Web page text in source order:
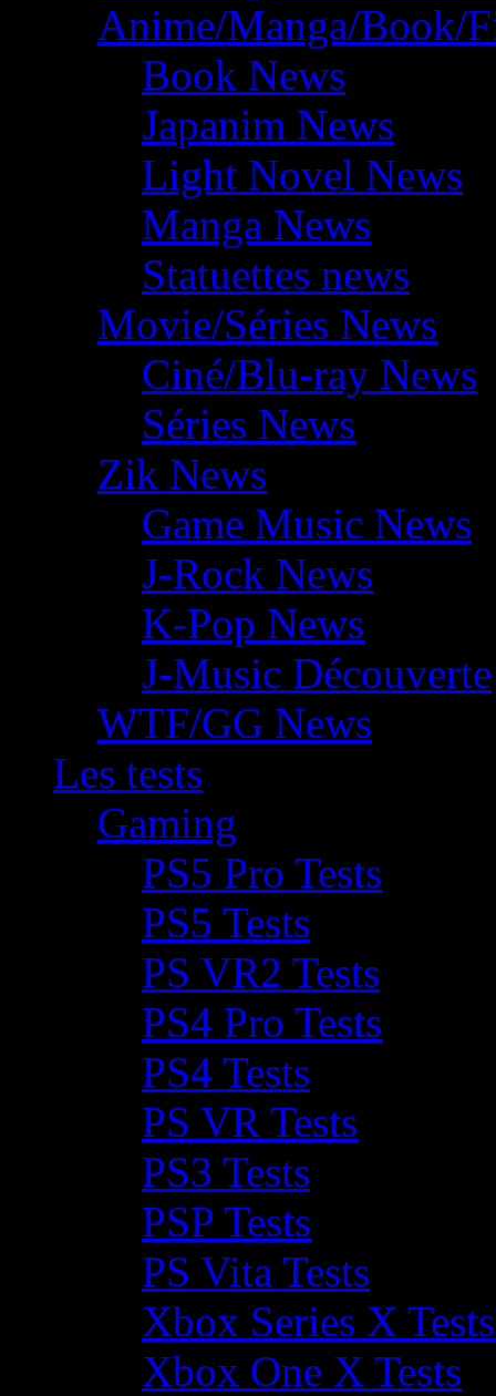
Anime/Manga/Book/
Book News
Japanim News
Light Novel News
Manga News
Statuettes news
Movie/Séries News
Ciné/Blu-ray News
Séries News
Zik News
Game Music News
J-Rock News
K-Pop News
J-Music Découverte
WTF/GG News
Les tests
Gaming
PS5 Pro Tests
PS5 Tests
PS VR2 Tests
PS4 Pro Tests
PS4 Tests
PS VR Tests
PS3 Tests
PSP Tests
PS Vita Tests
Xbox Series X Tests
Xbox One X Tests